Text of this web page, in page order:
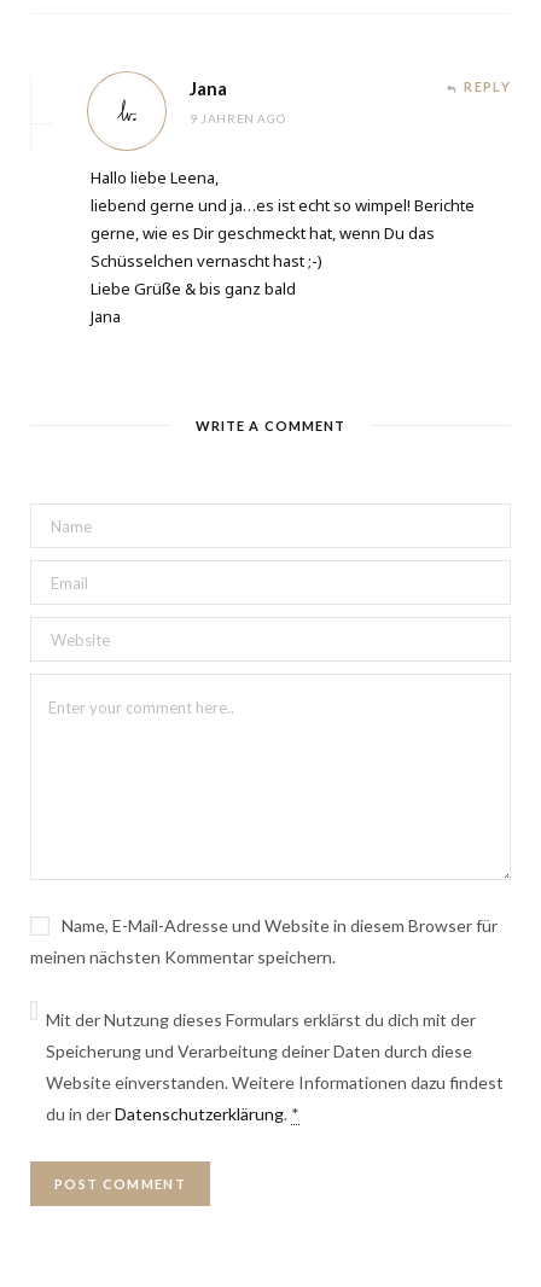
Jana
9 JAHREN AGO
REPLY
Hallo liebe Leena,
liebend gerne und ja…es ist echt so wimpel! Berichte
gerne, wie es Dir geschmeckt hat, wenn Du das
Schüsselchen vernascht hast ;-)
Liebe Grüße & bis ganz bald
Jana
WRITE A COMMENT
Name, E-Mail-Adresse und Website in diesem Browser für
meinen nächsten Kommentar speichern.
Mit der Nutzung dieses Formulars erklärst du dich mit der
Speicherung und Verarbeitung deiner Daten durch diese
Website einverstanden. Weitere Informationen dazu findest
du in derDatenschutzerklärung. *